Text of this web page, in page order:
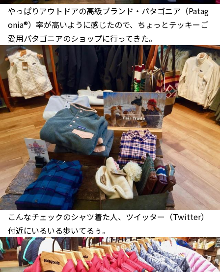
やっぱりアウトドアの高級ブランド・パタゴニア（Patag
onia®）率が高いように感じたので、ちょっとテッキーご
愛用パタゴニアのショップに行ってきた。
こんなチェックのシャツ着た人、ツイッター（Twitter）
付近にいるいる歩いてるぅ。